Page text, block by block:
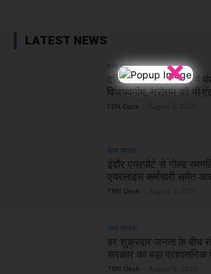
×
LATEST NEWS
मध्य प्रदेश
दतिया हार के बाद दिल्ली
विजयवर्गीय, नरोत्तम की भी
TBN Desk
मध्य प्रदेश
इंदौर एयरपोर्ट से गोल्ड
एयरलाइंस कर्मचारी समेत
TBN Desk
मध्य प्रदेश
हर शुक्रवार जनता के बीच
सरकार का बड़ा
TBN Desk